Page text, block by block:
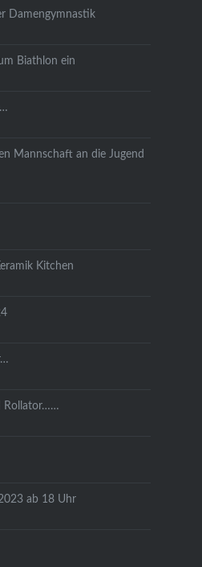
Damengymnastik
Biathlon ein
Mannschaft an die Jugend
Kitchen
Rollator……
ab 18 Uhr